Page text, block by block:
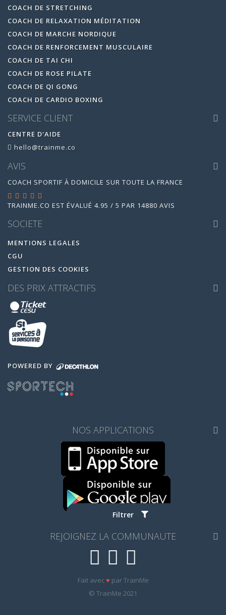
Filtrer
COACH DE STRETCHING
COACH DE RELAXATION MÉDITATION
COACH DE MARCHE NORDIQUE
COACH DE RENFORCEMENT MUSCULAIRE
COACH DE TAI CHI
COACH DE ROSE PILATE
COACH DE QI GONG
COACH DE CARDIO BOXING
SERVICE CLIENT
CENTRE D'AIDE
hello@trainme.co
AVIS
COACH SPORTIF À DOMICILE SUR TOUTE LA FRANCE
TRAINME.CO EST ÉVALUÉ 4.95 / 5 PAR 14880 AVIS
SOCIETE
MENTIONS LEGALES
CGU
GESTION DES COOKIES
DES PRIX ATTRACTIFS
POWERED BY
NOS APPLICATIONS
REJOIGNEZ LA COMMUNAUTE
Fait avec♥ par TrainMe
© TrainMe 2021